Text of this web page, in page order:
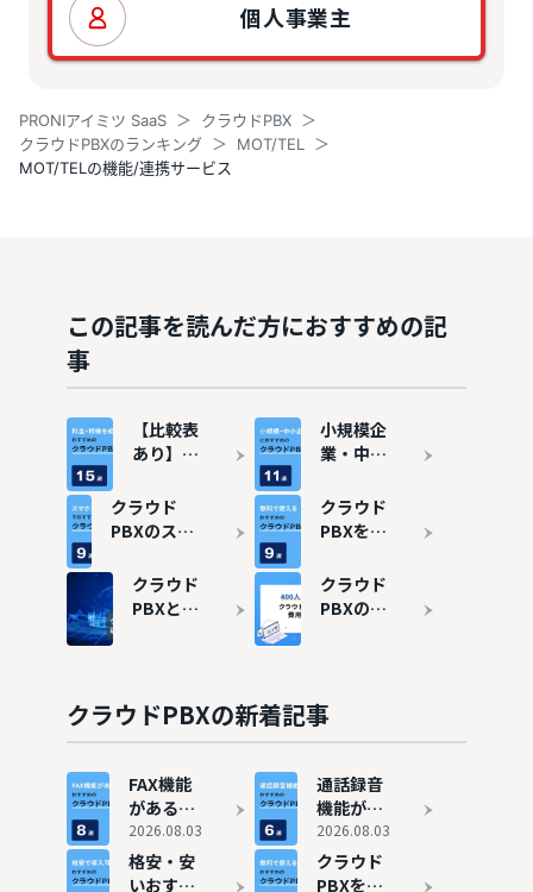
個人事業主
PRONIアイミツ SaaS
クラウドPBX
クラウドPBXのランキング
MOT/TEL
MOT/TELの機能/連携サービス
この記事を読んだ方におすすめの記
事
【比較表
あり】ク
PBXおす
すめ15
方・料金
相場も解
説
小規模企
業・中小
すすめの
クラウド
選。シェ
ア率ラン
キングも
クラウド
PBXのスマ
（iPhone・
Android）
おすすめ9
選
クラウド
PBXを導
らまずは
無料で！
クラウド
PBXと
から選び
方まで解
説
クラウド
PBXの費
判明した
実態と失
敗しない
選び方
クラウドPBXの新着記事
FAX機能
があるお
すすめク
ラウド
PBX8
2026.08.03
通話録音
機能があ
るクラウ
ドPBXお
すすめ6
2026.08.03
格安・安
いおすす
クラウド
PBXを導